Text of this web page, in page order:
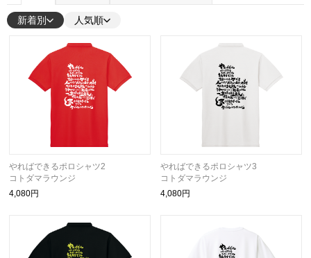
新着別 人気順
やればできるポロシャツ2
コトダマラウンジ
4,080円
やればできるポロシャツ3
コトダマラウンジ
4,080円